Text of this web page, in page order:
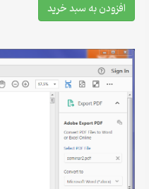
افزودن به سبد خرید